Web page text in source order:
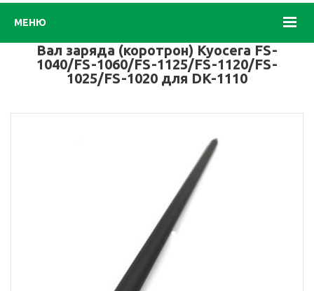
МЕНЮ
Вал заряда (коротрон) Kyocera FS-
1040/FS-1060/FS-1125/FS-1120/FS-
1025/FS-1020 для DK-1110